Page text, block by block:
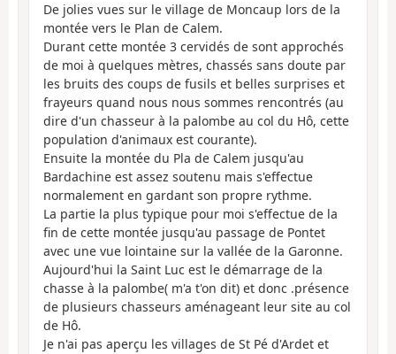
De jolies vues sur le village de Moncaup lors de la
montée vers le Plan de Calem.
Durant cette montée 3 cervidés de sont approchés
de moi à quelques mètres, chassés sans doute par
les bruits des coups de fusils et belles surprises et
frayeurs quand nous nous sommes rencontrés (au
dire d'un chasseur à la palombe au col du Hô, cette
population d'animaux est courante).
Ensuite la montée du Pla de Calem jusqu'au
Bardachine est assez soutenu mais s'effectue
normalement en gardant son propre rythme.
La partie la plus typique pour moi s'effectue de la
fin de cette montée jusqu'au passage de Pontet
avec une vue lointaine sur la vallée de la Garonne.
Aujourd'hui la Saint Luc est le démarrage de la
chasse à la palombe( m'a t'on dit) et donc .présence
de plusieurs chasseurs aménageant leur site au col
de Hô.
Je n'ai pas aperçu les villages de St Pé d'Ardet et